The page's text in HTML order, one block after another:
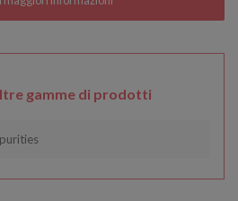
gamme di prodotti